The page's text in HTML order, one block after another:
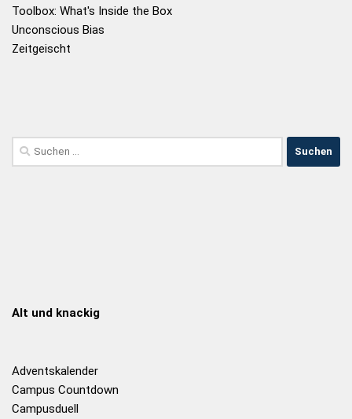
Toolbox: What's Inside the Box
Unconscious Bias
Zeitgeischt
Alt und knackig
Adventskalender
Campus Countdown
Campusduell